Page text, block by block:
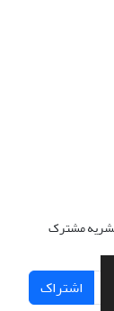
نشریه مشترک
اشتراک